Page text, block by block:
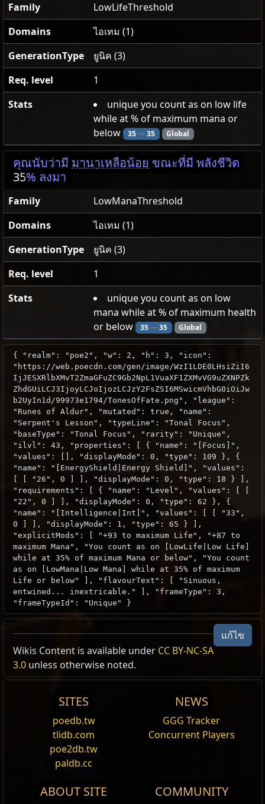
Family
LowLifeThreshold
Domains
ไอเทม (1)
GenerationType
ยูนิค (3)
Req. level
1
Stats
unique you count as on low life
while at % of maximum mana or
below
35—35 Global
คุณนับว่ามี มานาเหลือน้อย ขณะที่มี พลังชีวิต
35% ลงมา
Family
LowManaThreshold
Domains
ไอเทม (1)
GenerationType
ยูนิค (3)
Req. level
1
Stats
unique you count as on low
mana while at % of maximum health
or below
35—35 Global
{ "realm": "poe2", "w": 2, "h": 3, "icon":
"https://web.poecdn.com/gen/image/WzI1LDE0LHsiZiI6
IjJESXRlbXMvT2ZmaGFuZC9Gb2NpL1VuaXF1ZXMvVG9uZXNPZk
ZhdGUiLCJ3IjoyLCJoIjozLCJzY2FsZSI6MSwicmVhbG0iOiJw
b2UyIn1d/99973e1794/TonesOfFate.png", "league":
"Runes of Aldur", "mutated": true, "name":
"Serpent's Lesson", "typeLine": "Tonal Focus",
"baseType": "Tonal Focus", "rarity": "Unique",
"ilvl": 43, "properties": [ { "name": "[Focus]",
"values": [], "displayMode": 0, "type": 109 }, {
"name": "[EnergyShield|Energy Shield]", "values":
[ [ "26", 0 ] ], "displayMode": 0, "type": 18 } ],
"requirements": [ { "name": "Level", "values": [ [
"22", 0 ] ], "displayMode": 0, "type": 62 }, {
"name": "[Intelligence|Int]", "values": [ [ "33",
0 ] ], "displayMode": 1, "type": 65 } ],
"explicitMods": [ "+93 to maximum Life", "+87 to
maximum Mana", "You count as on [LowLife|Low Life]
while at 35% of maximum Mana or below", "You count
as on [LowMana|Low Mana] while at 35% of maximum
Life or below" ], "flavourText": [ "Sinuous,
entwined... inextricable." ], "frameType": 3,
"frameTypeId": "Unique" }
แก้ไข
Wikis Content is available under CC BY-NC-SA
3.0 unless otherwise noted.
SITES
poedb.tw
tlidb.com
poe2db.tw
paldb.cc
NEWS
GGG Tracker
Concurrent Players
ABOUT SITE COMMUNITY